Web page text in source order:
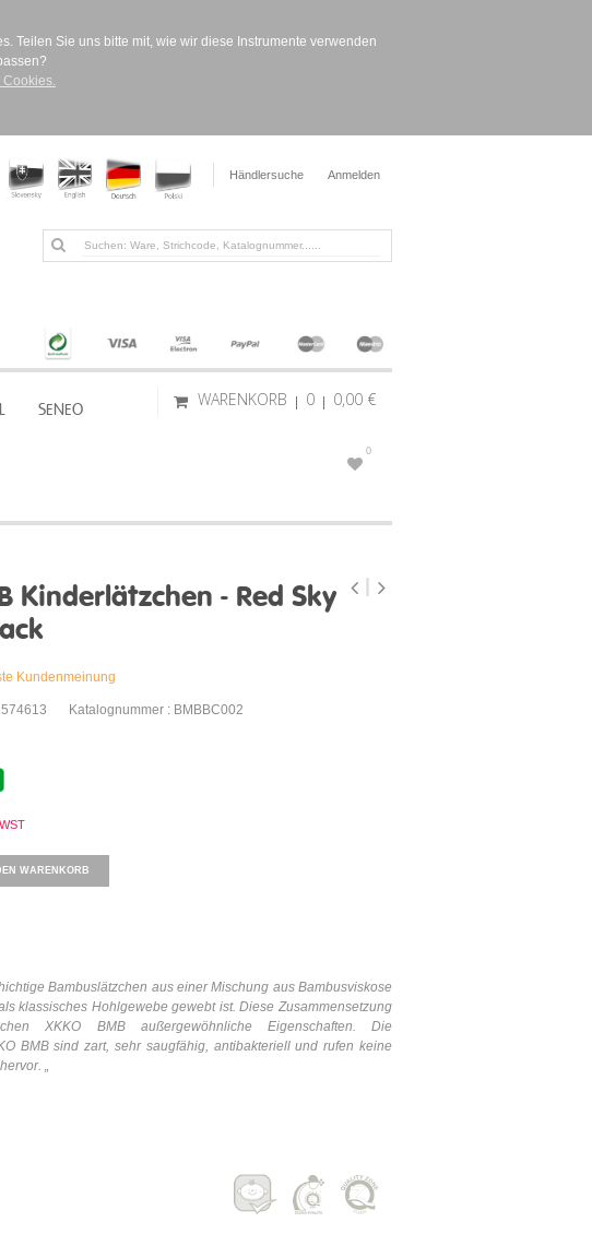
Teilen Sie uns bitte mit, wie wir diese Instrumente verwenden
Cookies.
Händlersuche Anmelden
SENEO WARENKORB 0 0,00 €
0
Kinderlätzchen - Red Sky
Kundenmeinung
Katalognummer : BMBBC002
WARENKORB
Bambuslätzchen aus einer Mischung aus Bambusviskose
klassisches Hohlgewebe gewebt ist.Diese Zusammensetzung
XKKO BMB außergewöhnliche Eigenschaften. Die
BMB sind zart, sehr saugfähig, antibakteriell und rufen keine
„